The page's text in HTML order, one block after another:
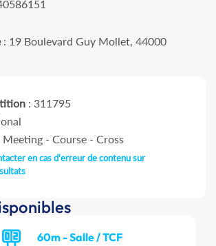
: 19 Boulevard Guy Mollet, 44000
: 311795
- Course - Cross
en cas d'erreur de contenu sur
60m - Salle / TCF